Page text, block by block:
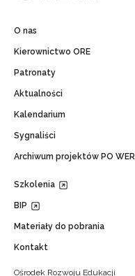
O nas
Kierownictwo ORE
Patronaty
Aktualności
Kalendarium
Sygnaliści
Archiwum projektów PO WER
Szkolenia
BIP
Materiały do pobrania
Kontakt
Ośrodek Rozwoju Edukacji